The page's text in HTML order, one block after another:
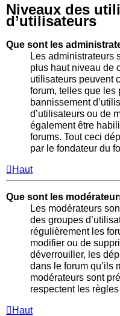
Niveaux des
d’utilisateurs
Que sont les
Les administrateurs
plus haut niveau de
utilisateurs peuvent
forum, telles que les
bannissement
d’utilisateurs ou de
également être
forums. Tout ceci
par le fondateur du
Haut
Que sont les
Les modérateurs
des groupes
régulièrement les
modifier ou de
déverrouiller, les
dans le forum qu’ils
modérateurs sont
respectent les
Haut